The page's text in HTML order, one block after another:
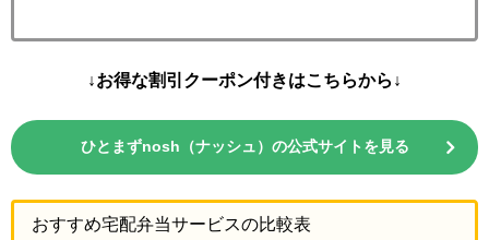
↓お得な割引クーポン付きはこちらから↓
ひとまずnosh（ナッシュ）の公式サイトを見る
おすすめ宅配弁当サービスの比較表